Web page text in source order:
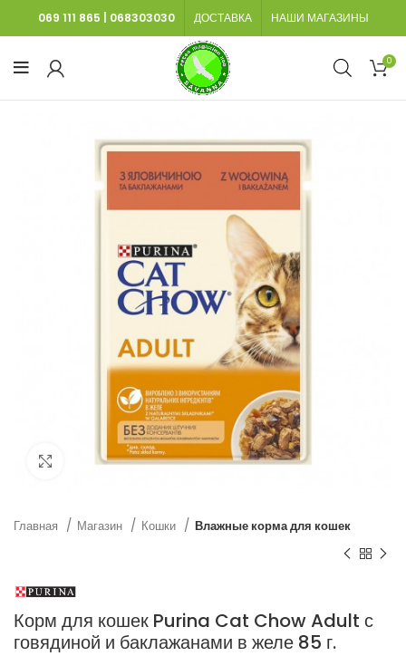
069 111 865 068303030 ДОСТАВКА НАШИ МАГАЗИНЫ
0
Нажмите, чтобы увеличить
Главная Магазин Кошки Влажные корма для кошек
Корм для кошек Purina Cat Chow Adult с
говядиной и баклажанами в желе 85 г.